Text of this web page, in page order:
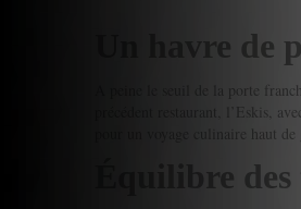
Un havre de
A peine le seuil de la porte
précédent restaurant, l’Eskis,
pour un voyage culinaire haut de
Équilibre